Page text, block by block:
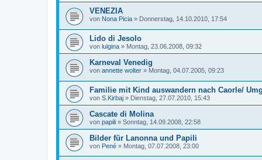
VENEZIA
von Nona Picia » Donnerstag, 14.10.2010, 17:54
Lido di Jesolo
von luigina » Montag, 23.06.2008, 09:32
Karneval Venedig
von annette wolter » Montag, 04.07.2005, 09:23
Familie mit Kind auswandern nach Caorle/
von S.Kirbaj » Dienstag, 27.07.2010, 15:43
Cascate di Molina
von papili » Sonntag, 14.09.2008, 22:58
Bilder für Lanonna und Papili
von Pené » Montag, 07.07.2008, 23:00